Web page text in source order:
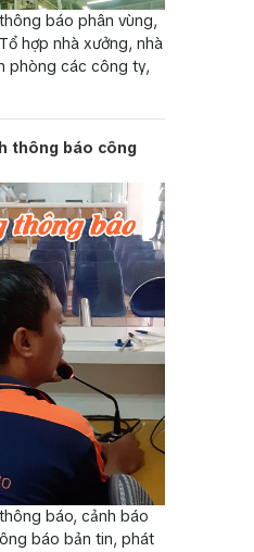
báo phân vùng,
hợp nhà xưởng, nhà
phòng các công ty,
thông báo công
báo, cảnh báo
báo bản tin, phát